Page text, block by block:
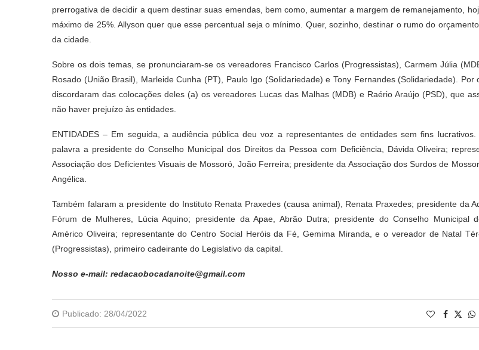
prerrogativa de decidir a quem destinar suas emendas, bem como, aumentar a margem de remanejamento,
máximo de 25%. Allyson quer que esse percentual seja o mínimo. Quer, sozinho, destinar o rumo do
da cidade.
Sobre os dois temas, se pronunciaram-se os vereadores Francisco Carlos (Progressistas), Carmem Júlia
Rosado (União Brasil), Marleide Cunha (PT), Paulo Igo (Solidariedade) e Tony Fernandes (Solidariedade). Por
discordaram das colocações deles (a) os vereadores Lucas das Malhas (MDB) e Raério Araújo (PSD), que
não haver prejuízo às entidades.
ENTIDADES – Em seguida, a audiência pública deu voz a representantes de entidades sem fins lucrativos.
palavra a presidente do Conselho Municipal dos Direitos da Pessoa com Deficiência, Dávida Oliveira;
Associação dos Deficientes Visuais de Mossoró, João Ferreira; presidente da Associação dos Surdos de
Angélica.
Também falaram a presidente do Instituto Renata Praxedes (causa animal), Renata Praxedes; presidente da
Fórum de Mulheres, Lúcia Aquino; presidente da Apae, Abrão Dutra; presidente do Conselho Municipal
Américo Oliveira; representante do Centro Social Heróis da Fé, Gemima Miranda, e o vereador de Natal
(Progressistas), primeiro cadeirante do Legislativo da capital.
Nosso e-mail: redacaobocadanoite@gmail.com
Publicado: 28/04/2022